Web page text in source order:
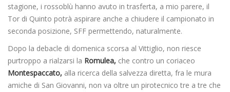
stagione, i rossoblù hanno avuto in trasferta, a mio parere, il
Tor di Quinto potrà aspirare anche a chiudere il campionato in
seconda posizione, SFF permettendo, naturalmente.
Dopo la debacle di domenica scorsa al Vittiglio, non riesce
purtroppo a rialzarsi la Romulea, che contro un coriaceo
Montespaccato, alla ricerca della salvezza diretta, fra le mura
amiche di San Giovanni, non va oltre un pirotecnico tre a tre che